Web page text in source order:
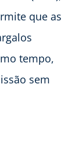
que as
tempo,
sem